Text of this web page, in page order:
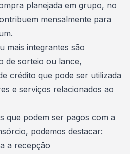
planejada em grupo, no
mensalmente para
mais integrantes são
de sorteio ou lance,
crédito que pode ser utilizada
e serviços relacionados ao
que podem ser pagos com a
podemos destacar:
a recepção